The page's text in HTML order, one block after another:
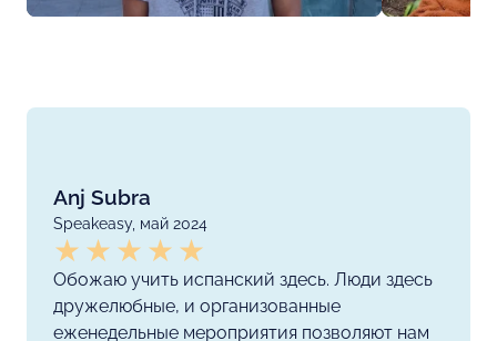
Anj Subra
Speakeasy, май 2024
Обожаю учить испанский здесь. Люди здесь
дружелюбные, и организованные
еженедельные мероприятия позволяют нам